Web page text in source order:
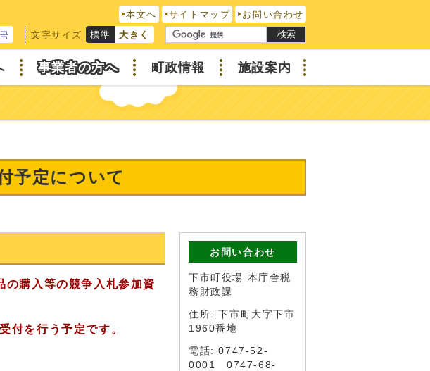
本文へ サイトマップ
お問い合わせ
文字サイズ 標準 大きく 検索
事業者の方へ 町政情報 施設案内
予定について
の購入等の競争入札参加資
付を行う予定です。
お問い合わせ
下市町役場 本庁舎税
務財政課
住所: 下市町大字下市
1960番地
電話: 0747-52-
0001 0747-68-